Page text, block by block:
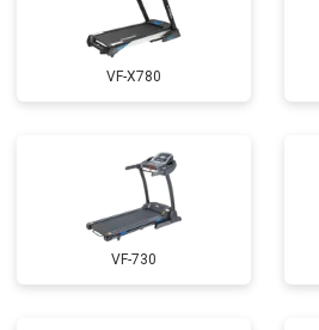
VF-X780
VF-730